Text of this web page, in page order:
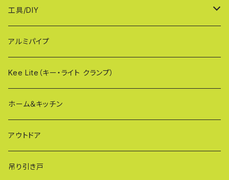
CXG（パネル取付不可タイプ）
XXG（パネル専用タイプ）
OXG（二輪・二輪・一輪/傾斜地対応アルミゲート）
TXGシリーズ（ご家庭用/和風）
幅120cmタイプ
工具/DIY
荷揚げバケツ
樹脂製止水パネル
ザ・クランプ
蝶ボルト
建築補材
アルミパイプ
Kee Lite（キー・ライト クランプ）
ホーム＆キッチン
アウトドア
吊り引き戸